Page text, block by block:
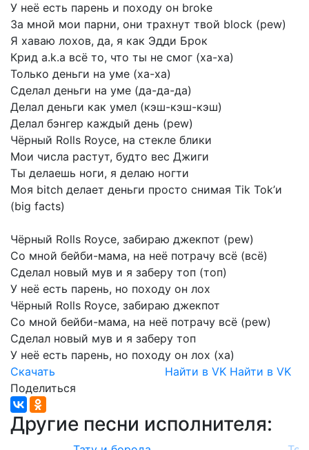
У неё есть парень и походу он broke
За мной мои парни, они трахнут твой block (pew)
Я хаваю лохов, да, я как Эдди Брок
Крид a.k.a всё то, что ты не смог (ха-ха)
Только деньги на уме (ха-ха)
Сделал деньги на уме (да-да-да)
Делал деньги как умел (кэш-кэш-кэш)
Делал бэнгер каждый день (pew)
Чёрный Rolls Royce, на стекле блики
Мои числа растут, будто вес Джиги
Ты делаешь ноги, я делаю ногти
Моя bitch делает деньги просто снимая Tik Tok’и
(big facts)
Чёрный Rolls Royce, забираю джекпот (pew)
Со мной бейби-мама, на неё потрачу всё (всё)
Сделал новый мув и я заберу топ (топ)
У неё есть парень, но походу он лох
Чёрный Rolls Royce, забираю джекпот
Со мной бейби-мама, на неё потрачу всё (pew)
Сделал новый мув и я заберу топ
У неё есть парень, но походу он лох (ха)
Скачать
Найти в VK Найти в VK
Поделиться
Другие песни исполнителя: